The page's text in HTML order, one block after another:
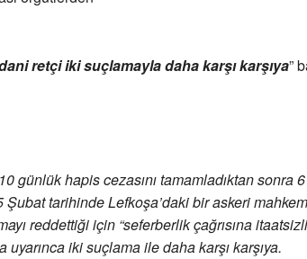
retçi iki suçlamayla daha karşı karşıya”
günlük hapis cezasını tamamladıktan sonra 6
Şubat tarihinde Lefkoşa’daki bir askeri
reddettiği için “seferberlik çağrısına
uyarınca iki suçlama ile daha karşı karşıya.